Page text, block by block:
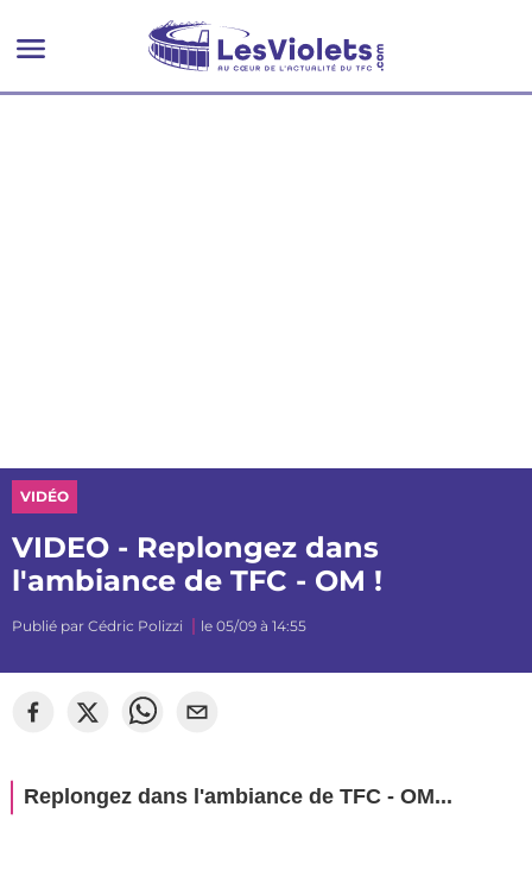
VIDÉO
VIDEO - Replongez dans
l'ambiance de TFC - OM !
Publié par Cédric Polizzi le 05/09 à 14:55
Replongez dans l'ambiance de TFC - OM...